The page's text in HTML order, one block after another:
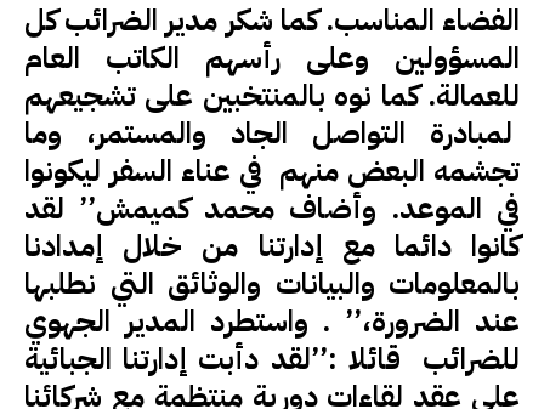
الفضاء المناسب. كما شكر مدير الضرائب كل
المسؤولين وعلى رأسهم الكاتب العام
للعمالة. كما نوه بالمنتخبين على تشجيعهم
لمبادرة التواصل الجاد والمستمر، وما
تجشمه البعض منهم في عناء السفر ليكونوا
في الموعد. وأضاف محمد كميمش’’ لقد
كانوا دائما مع إدارتنا من خلال إمدادنا
بالمعلومات والبيانات والوثائق التي نطلبها
عند الضرورة،’’ . واستطرد المدير الجهوي
للضرائب قائلا :’’لقد دأبت إدارتنا الجبائية
على عقد لقاءات دورية منتظمة مع شركائنا